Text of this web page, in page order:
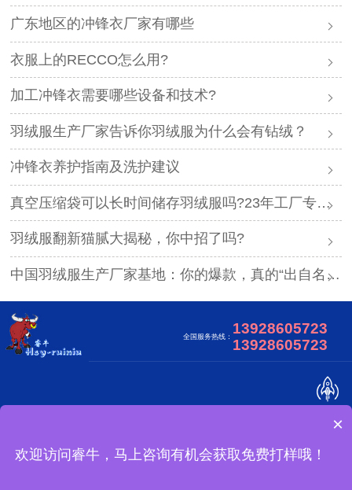
广东地区的冲锋衣厂家有哪些
衣服上的RECCO怎么用?
加工冲锋衣需要哪些设备和技术?
羽绒服生产厂家告诉你羽绒服为什么会有钻绒？
冲锋衣养护指南及洗护建议
真空压缩袋可以长时间储存羽绒服吗?23年工厂专业解答
羽绒服翻新猫腻大揭秘，你中招了吗?
中国羽绒服生产厂家基地：你的爆款，真的“出自名门”吗？
全国服务热线： 13928605723
13928605723
广东睿牛制衣有限公司 版权所有
怎么定制？
×
欢迎访问睿牛，马上咨询有机会获取免费打样哦！